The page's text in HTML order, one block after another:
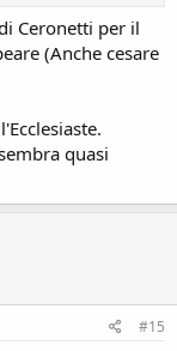
Ceronetti per il
(Anche cesare
quasi
#15